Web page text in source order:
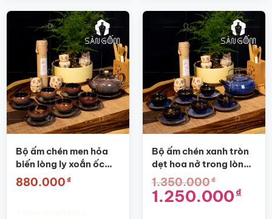
Bộ ấm chén men hỏa
biến lòng ly xoắn ốc
SG-AC11
880.000 ₫
Bộ ấm chén xanh tròn
dẹt hoa nở trong lòng
chén SG-AC08
1.350.000₫
Giá
gốc
1.250.000₫Giá
hiện